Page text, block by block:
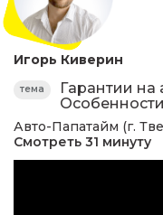
Игорь Киверин
тема
Гарантии на
Авто-Папатайм (г.
Смотреть 31 минуту